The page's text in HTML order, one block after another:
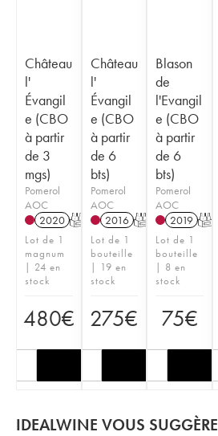
Château
l'
Évangil
e (CBO
à partir
de 3
mgs)
Pomerol
AOC
2020 T
Lot de 1
magnum
| 24 en
stock
480€
Château
l'
Évangil
e (CBO
à partir
de 6
bts)
Pomerol
AOC
2016 T
Lot de 1
bouteille
| 19 en
stock
275€
Blason
de
l'Evangil
e (CBO
à partir
de 6
bts)
Pomerol
AOC
2019 T
Lot de 1
bouteille
| 8 en
stock
75€
IDEALWINE VOUS SUGGÈRE